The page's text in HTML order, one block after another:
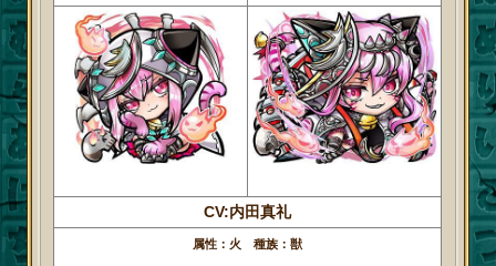
CV:内田真礼
属性：火 種族：獣